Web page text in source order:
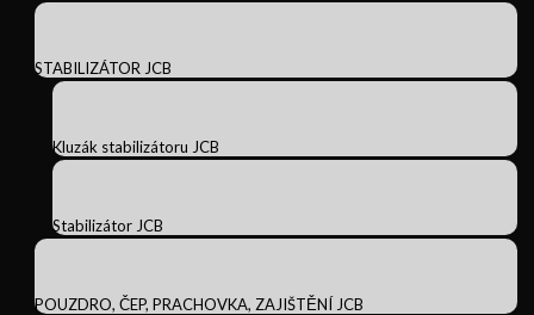
STABILIZÁTOR JCB
Kluzák stabilizátoru JCB
Stabilizátor JCB
POUZDRO, ČEP, PRACHOVKA, ZAJIŠTĚNÍ JCB